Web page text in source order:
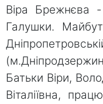
Віра Брежнєва -
Галушки.
Батьки Віри,
Віталіївна,